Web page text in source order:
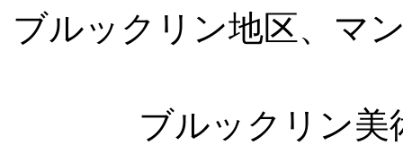
ブルックリン地区、マ
ブルックリン美